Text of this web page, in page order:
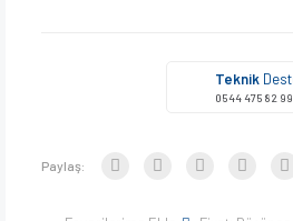
Teknik
0544 475 82 99
Paylaş: